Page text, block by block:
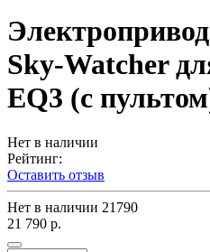
Sky-Watcher
EQ3 (с
Нет в наличии
Рейтинг:
Оставить отзыв
Нет в наличии 21790
21 790 р.